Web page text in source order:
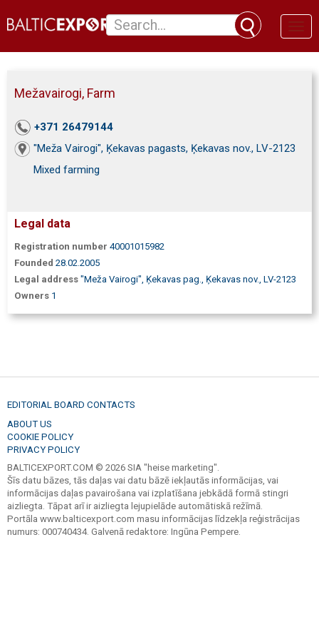
Mežavairogi, Farm
+371 26479144
"Meža Vairogi", Ķekavas pagasts, Ķekavas nov., LV-2123
Mixed farming
Legal data
Registration number 40001015982
Founded 28.02.2005
Legal address "Meža Vairogi", Ķekavas pag., Ķekavas nov., LV-2123
Owners 1
EDITORIAL BOARD CONTACTS
ABOUT US
COOKIE POLICY
PRIVACY POLICY
BALTICEXPORT.COM © 2026 SIA "heise marketing".
Šīs datu bāzes, tās daļas vai datu bāzē iekļautās informācijas, vai
informācijas daļas pavairošana vai izplatīšana jebkādā formā stingri
aizliegta. Tāpat arī ir aizliegta lejupielāde automātiskā režīmā.
Portāla www.balticexport.com masu informācijas līdzekļa reģistrācijas
numurs: 000740434. Galvenā redaktore: Ingūna Pempere.